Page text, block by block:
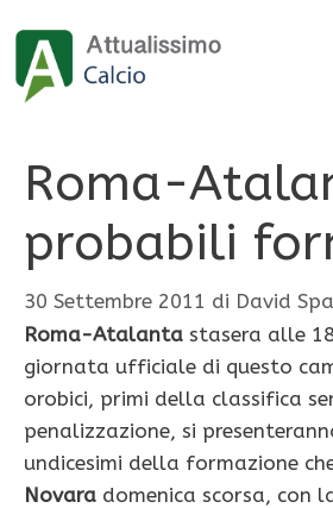
contenuto
Roma-
probabili
30 Settembre 2011 di David
Roma-Atalanta stasera alle
giornata ufficiale di questo
orobici, primi della classifica
penalizzazione, si
undicesimi della formazione
Novara domenica scorsa, con